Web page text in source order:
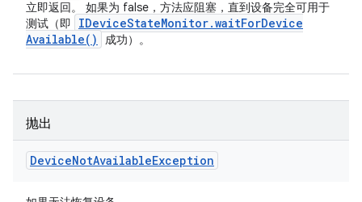
立即返回。 如果为 false，方法应阻塞，直到设备完全可用于
测试（即
IDeviceStateMonitor.waitForDevice
Available( ) 成功）。
抛出
DeviceNotAvailableException